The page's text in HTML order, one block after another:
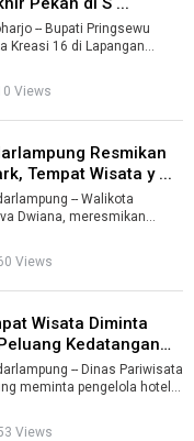
-- Bupati Pringsewu
Kreasi 16 di Lapangan
Views
Resmikan
Tempat Wisata y ...
-- Walikota
Dwiana, meresmikan
Views
Wisata Diminta
Kedatangan
-- Dinas Pariwisata
meminta pengelola hotel
Views